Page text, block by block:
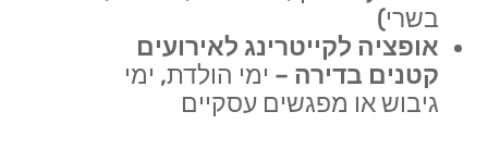
בשרי)
אופציה לקייטרינג לאירועים
קטנים בדירה – ימי הולדת, ימי
גיבוש או מפגשים עסקיים